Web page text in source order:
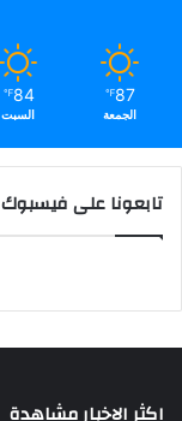
87
℉
الجمعة
84
℉
السبت
تابعونا على فيسبوك